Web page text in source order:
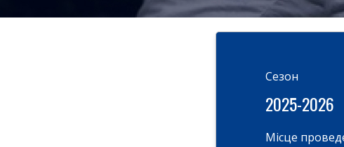
Cезон
2025-2026
Місце